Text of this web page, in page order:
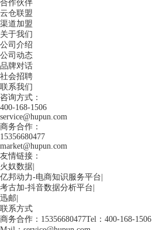
合作伙伴
云仓联盟
渠道加盟
关于我们
公司介绍
公司动态
品牌对话
社会招聘
联系我们
咨询方式：
400-168-1506
service@hupun.com
商务合作：
15356680477
market@hupun.com
友情链接：
火奴数据
亿邦动力-电商知识服务平台
考古加-抖音数据分析平台
迅邮
联系方式
商务合作：15356680477Tel：400-168-1506